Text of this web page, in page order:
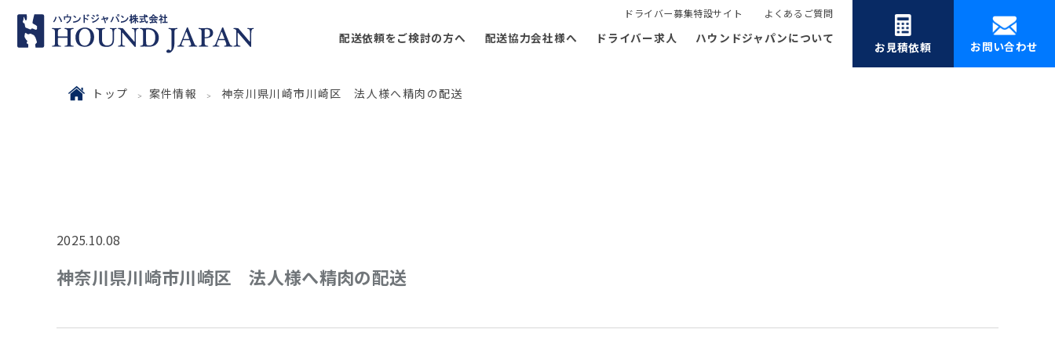
ドライバー募集特設サイト よくあるご質問
配送依頼をご検討の方へ 配送協力会社様へ ドライバー求人 ハウンドジャパンについて
お見積依頼 お問い合わせ
トップ 案件情報 神奈川県川崎市川崎区 法人様へ精肉の配送
2025.10.08
神奈川県川崎市川崎区 法人様へ精肉の配送